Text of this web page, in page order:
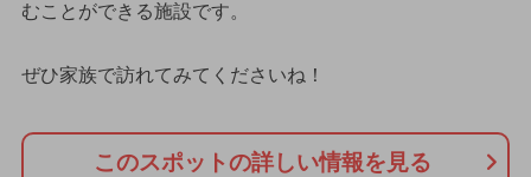
むことができる施設です。
ぜひ家族で訪れてみてくださいね！
このスポットの詳しい情報を見る